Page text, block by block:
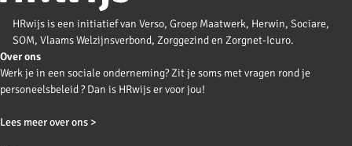
HRwijs is een initiatief van Verso, Groep Maatwerk, Herwin, Sociare,
SOM, Vlaams Welzijnsverbond, Zorggezind en Zorgnet-Icuro.
Over ons
Werk je in een sociale onderneming? Zit je soms met vragen rond je
personeelsbeleid ? Dan is HRwijs er voor jou!
Lees meer over ons >